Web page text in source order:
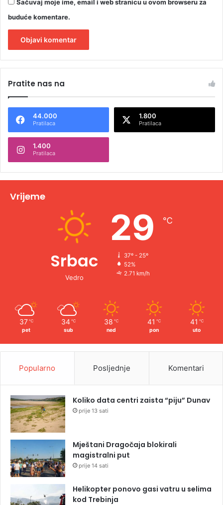
Sačuvaj moje ime, email i web stranicu u ovom browseru za
buduće komentare.
t
n
t
v
Pratite nas na
44.000
Pratilaca
1.800
Pratilaca
1.400
Pratilaca
Vrijeme
Srbac
Vedro
29 ℃
37º - 25º
52%
2.71 km/h
37 ℃
pet
34 ℃
sub
38 ℃
ned
41 ℃
pon
41 ℃
uto
Popularno Posljednje Komentari
Koliko data centri zaista “piju” Dunav
prije 13 sati
Mještani Dragočaja blokirali
magistralni put
prije 14 sati
Helikopter ponovo gasi vatru u selima
kod Trebinja